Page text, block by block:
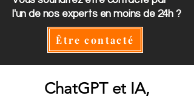
l'un de nos experts en moins de 24h ?
Être contacté
ChatGPT et IA,